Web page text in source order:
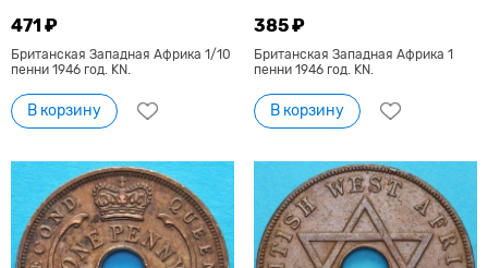
471 ₽
Британская Западная Африка 1/10
пенни 1946 год. KN.
В корзину
385 ₽
Британская Западная Африка 1
пенни 1946 год. KN.
В корзину